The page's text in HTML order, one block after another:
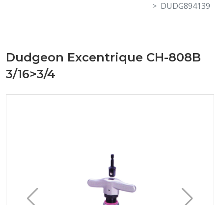
DUDG894139
Dudgeon Excentrique CH-808B
3/16>3/4